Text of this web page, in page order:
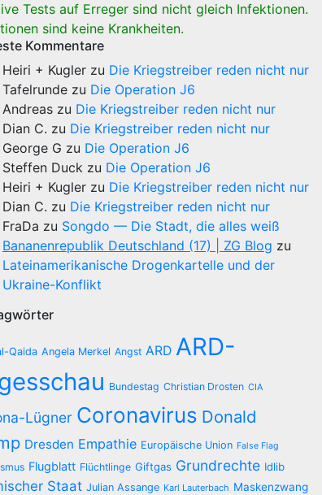
Tests auf Erreger sind nicht gleich Infektionen.
sind keine Krankheiten.
Kommentare
Heiri + Kugler zu Die Kriegstreiber reden nicht nur
Tafelrunde zu Die Operation J6
Andreas zu Die Kriegstreiber reden nicht nur
Dian C. zu Die Kriegstreiber reden nicht nur
George G zu Die Operation J6
Steffen Duck zu Die Operation J6
Heiri + Kugler zu Die Kriegstreiber reden nicht nur
Dian C. zu Die Kriegstreiber reden nicht nur
FraDa zu Songdo — Die Stadt, die alles weiß
Bananenrepublik Deutschland (17) | ZG Blog zu
Lateinamerikanische Drogenkartelle und der
Ukraine-Konflikt
Qaida Angela Merkel Angst ARD ARD-
Bundestag Christian Drosten CIA
Lügner Coronavirus Donald
Dresden Empathie Europäische Union False Flag
Flugblatt Flüchtlinge Giftgas Grundrechte Idlib
Staat Julian Assange Karl Lauterbach Maskenzwang